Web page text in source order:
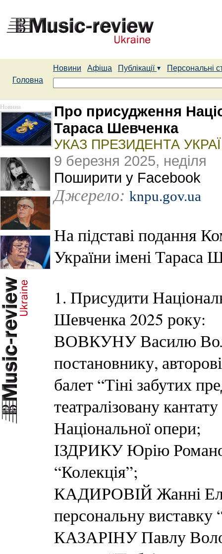
Новини Афіша Публікації
Персональні
Головна
Новина
Про присудження
Тараса Шевченка
УКАЗ ПРЕЗИДЕНТА
9 березня 2025, неділя
Поширити у Facebook
Джерело: knpu.gov.ua
На підставі подання
України імені Тараса
1. Присудити
Шевченка 2025 року:
ВОВКУНУ Василю
постановнику,
балет “Тіні забутих
театралізовану
Національної опери;
ІЗДРИКУ Юрію
“Колекція”;
КАДИРОВІЙ Жанні
персональну виставку
КАЗАРІНУ Павлу